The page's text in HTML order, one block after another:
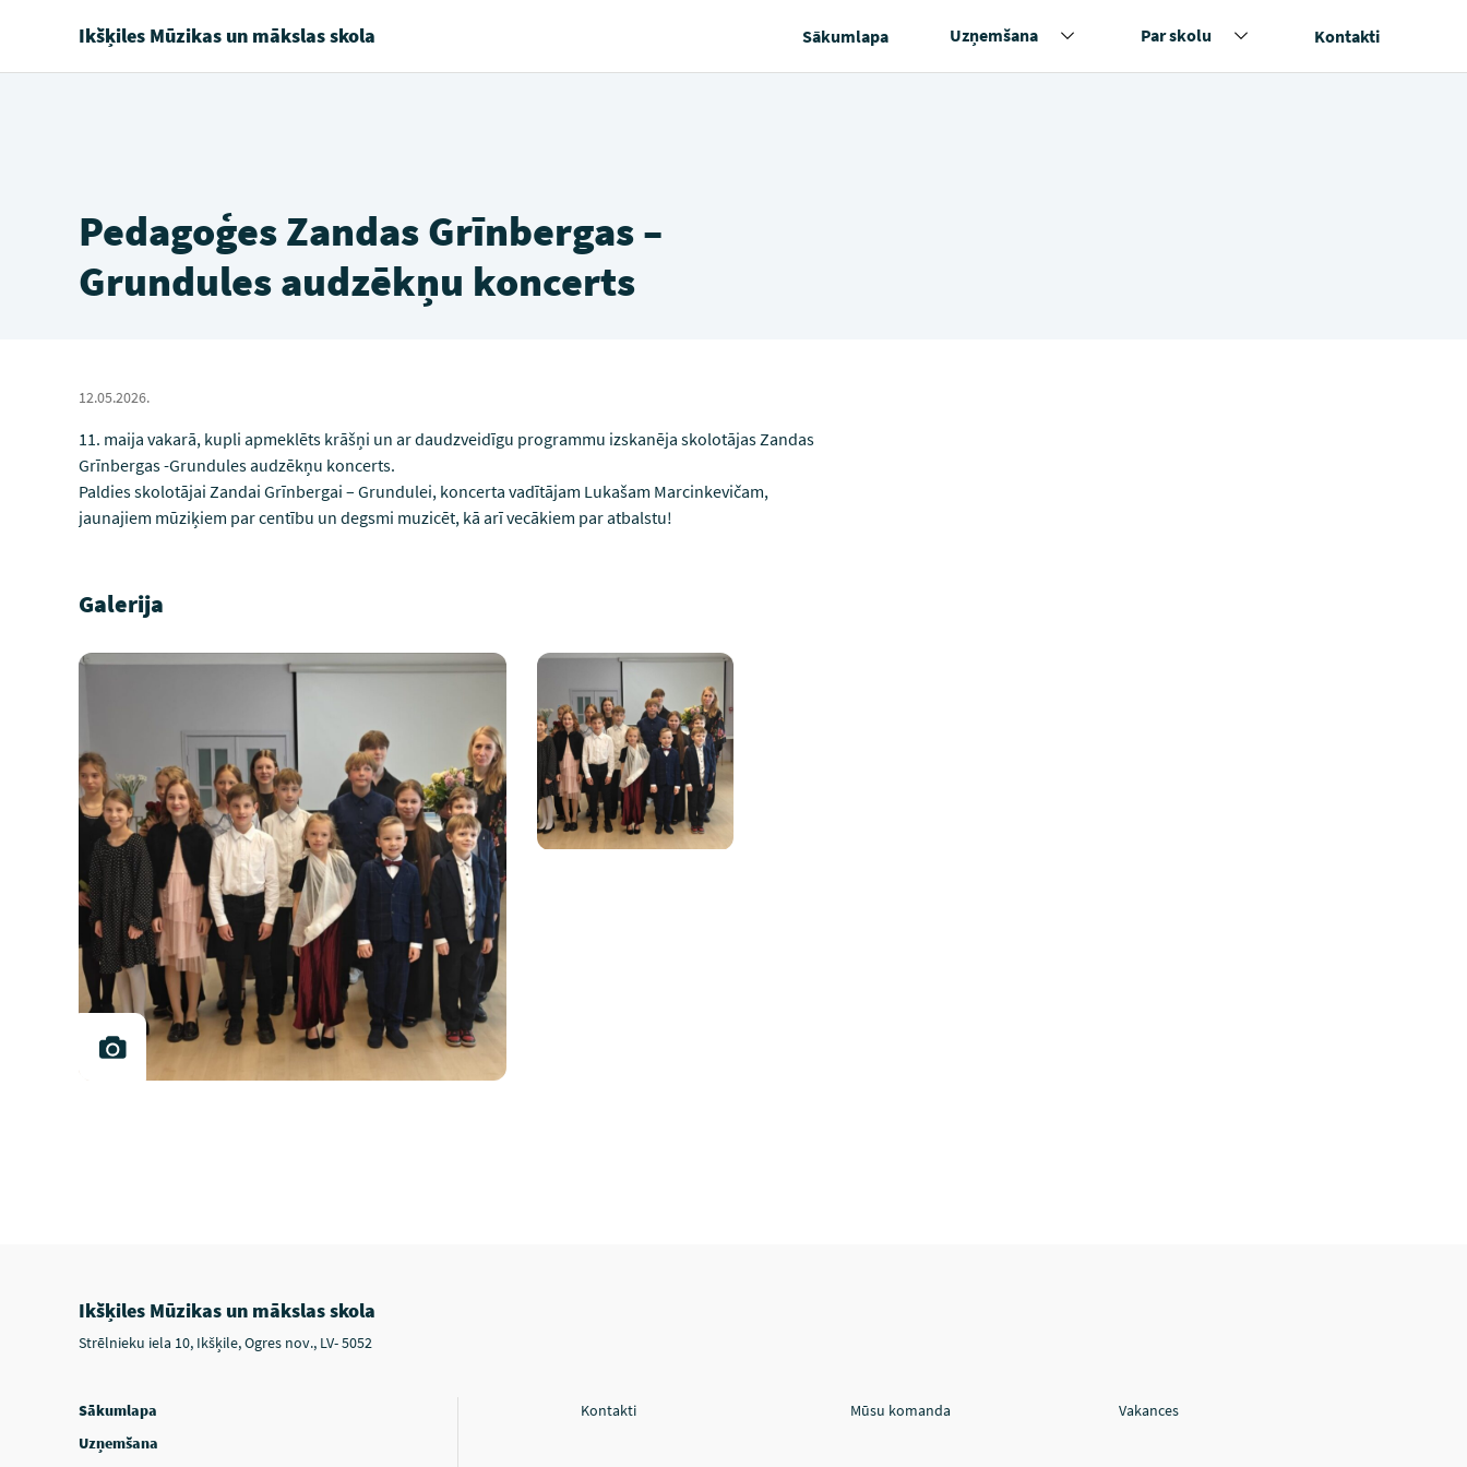
Ikšķiles Mūzikas un mākslas skola Sākumlapa Uzņemšana Par skolu Kontakti
Pedagoģes Zandas Grīnbergas –
Grundules audzēkņu koncerts
12.05.2026.
11. maija vakarā, kupli apmeklēts krāšņi un ar daudzveidīgu programmu izskanēja skolotājas Zandas
Grīnbergas -Grundules audzēkņu koncerts.
Paldies skolotājai Zandai Grīnbergai – Grundulei, koncerta vadītājam Lukašam Marcinkevičam,
jaunajiem mūziķiem par centību un degsmi muzicēt, kā arī vecākiem par atbalstu!
Galerija
Ikšķiles Mūzikas un mākslas skola
Strēlnieku iela 10, Ikšķile, Ogres nov., LV- 5052
Sākumlapa
Uzņemšana
Kontakti Mūsu komanda Vakances